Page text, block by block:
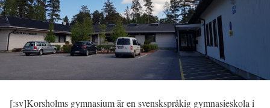
[:sv]Korsholms gymnasium är en svenskspråkig gymnasieskola i